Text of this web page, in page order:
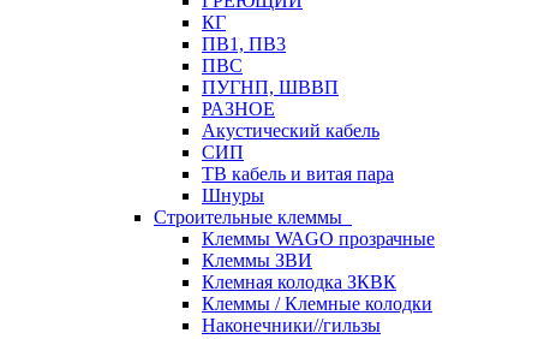
КГ
ПВ1, ПВ3
ПВС
ПУГНП, ШВВП
РАЗНОЕ
Акустический кабель
СИП
ТВ кабель и витая пара
Шнуры
Строительные клеммы
Клеммы WAGO прозрачные
Клеммы ЗВИ
Клемная колодка ЗКВК
Клеммы / Клемные колодки
Наконечники//гильзы